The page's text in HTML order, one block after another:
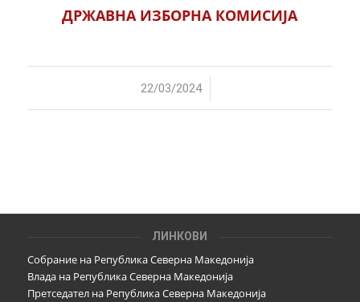
ДРЖАВНА ИЗБОРНА КОМИСИЈА
22/03/2024
/
ЛИНКОВИ
Собрание на Република Северна Македонија
Влада на Република Северна Македонија
Претседател на Република Северна Македонија